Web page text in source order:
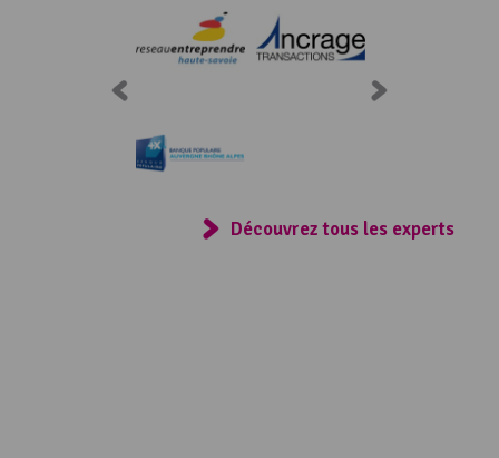
Consulter
Découvrez tous les experts